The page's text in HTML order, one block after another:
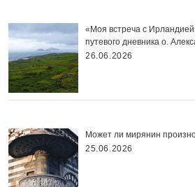
«Моя встреча с
путевого дневника о.
26.06.2026
Может ли мирянин
25.06.2026